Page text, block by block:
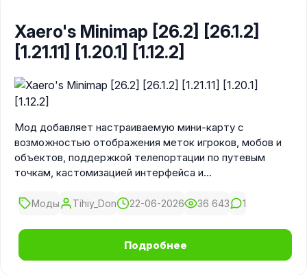
Xaero's Minimap [26.2] [26.1.2]
[1.21.11] [1.20.1] [1.12.2]
Мод добавляет настраиваемую мини-карту с
возможностью отображения меток игроков, мобов и
объектов, поддержкой телепортации по путевым
точкам, кастомизацией интерфейса и
ориентирование в игровом мире проще и удобнее.
Моды Tihiy_Don 22-06-2026 36 643 1
Подробнее